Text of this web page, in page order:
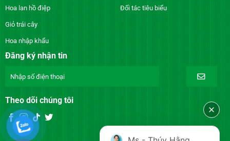
Hoa lan hồ điệp
Giỏ trái cây
Hoa nhập khẩu
Đối tác tiêu biểu
Đăng ký nhận tin
Theo dõi chúng tôi